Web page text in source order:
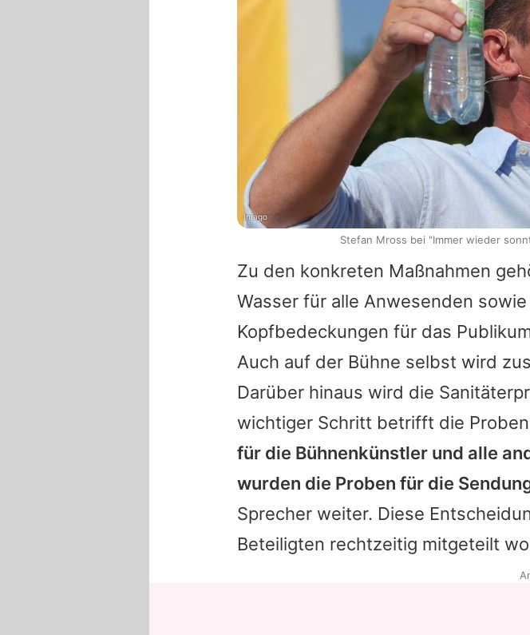
Zu den konkreten Maßnahmen
Wasser für alle Anwesenden
Kopfbedeckungen für das
Auch auf der Bühne selbst wird
Darüber hinaus wird die
wichtiger Schritt betrifft die
für die Bühnenkünstler und alle
wurden die Proben für die
Sprecher weiter. Diese
Beteiligten rechtzeitig mitgeteilt
Imago
Stefan Mross bei "Immer wieder